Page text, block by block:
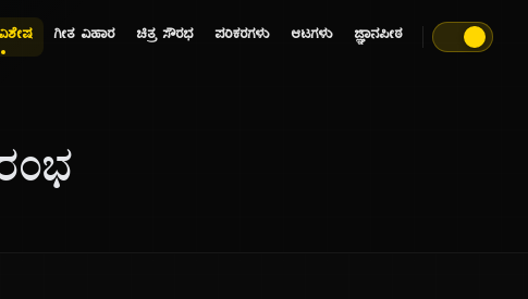
ಗೀತ ವಿಹಾರ ಚಿತ್ರ ಸೌರಭ ಪರಿಕರಗಳು ಆಟಗಳು ಜ್ಞಾನಪೀಠ